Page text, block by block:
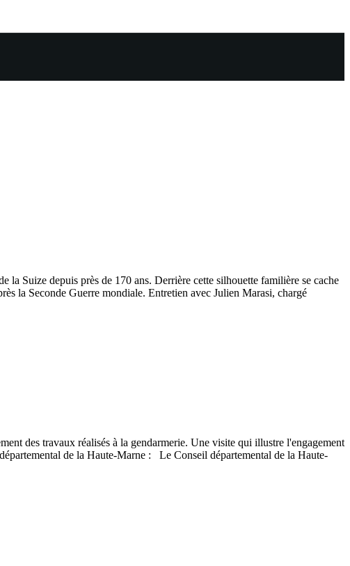
Suize depuis près de 170 ans. Derrière cette silhouette familière se cache
la Seconde Guerre mondiale. Entretien avec Julien Marasi, chargé
des travaux réalisés à la gendarmerie. Une visite qui illustre l'engagement
de la Haute-Marne : Le Conseil départemental de la Haute-